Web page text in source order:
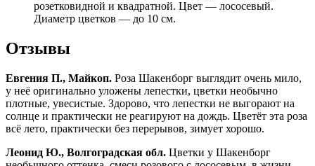
розетковидной и квадратной. Цвет — лососевый.
Диаметр цветков — до 10 см.
Отзывы
Евгения П., Майкоп. Роза Шакенборг выглядит очень мило,
у неё оригинально уложены лепестки, цветки необычно
плотные, увесистые. Здорово, что лепестки не выгорают на
солнце и практически не реагируют на дождь. Цветёт эта роза
всё лето, практически без перерывов, зимует хорошо.
Леонид Ю., Волгоградская обл. Цветки у Шакенборг